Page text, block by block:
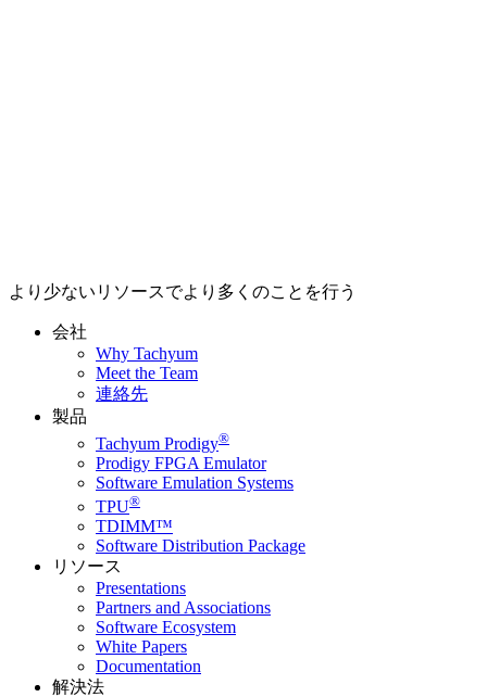
より少ないリソースでより多くのことを行う
会社
Why Tachyum
Meet the Team
連絡先
製品
Tachyum Prodigy®
Prodigy FPGA Emulator
Software Emulation Systems
TPU®
TDIMM™
Software Distribution Package
リソース
Presentations
Partners and Associations
Software Ecosystem
White Papers
Documentation
解決法